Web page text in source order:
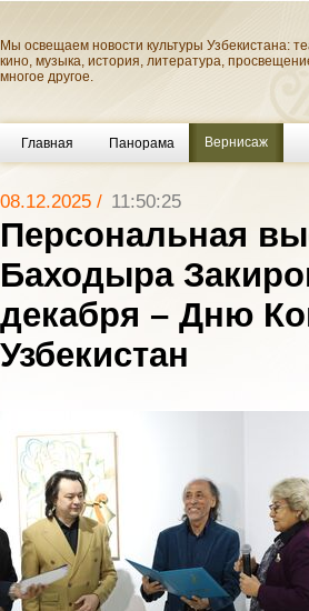
Мы освещаем новости культуры Узбекистана:
кино, музыка, история, литература,
многое другое.
Главная Панорама Вернисаж
08.12.2025 / 11:50:25
Персональная
Баходыра
декабря – Дню
Узбекистан